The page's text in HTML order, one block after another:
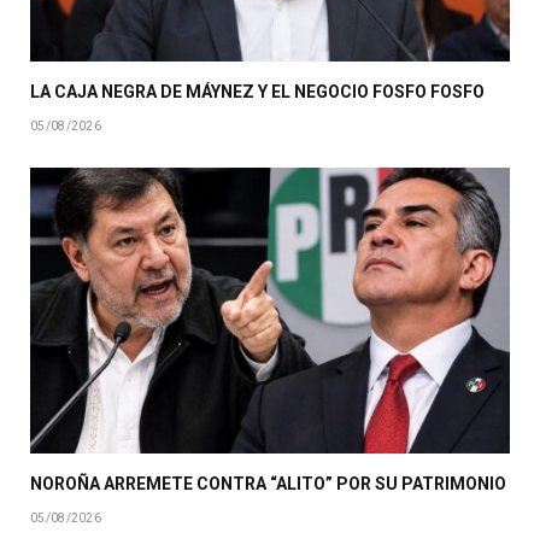
LA CAJA NEGRA DE MÁYNEZ Y EL NEGOCIO FOSFO FOSFO
05/08/2026
NOROÑA ARREMETE CONTRA “ALITO” POR SU PATRIMONIO
05/08/2026